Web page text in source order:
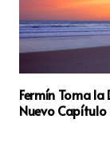
Fermín Toma
Nuevo Capítulo